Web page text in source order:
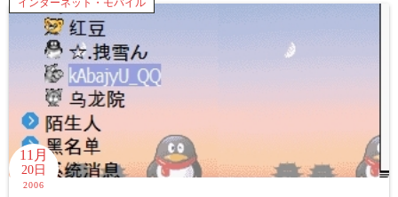
インターネット・モバイル
11月
20日
2006